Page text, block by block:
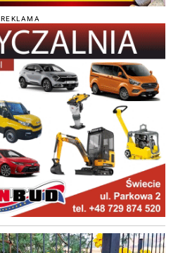
REKLAMA